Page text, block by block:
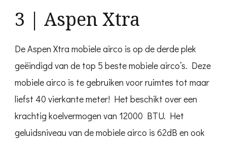
3 | Aspen Xtra
De Aspen Xtra mobiele airco is op de derde plek
geëindigd van de top 5 beste mobiele airco’s. Deze
mobiele airco is te gebruiken voor ruimtes tot maar
liefst 40 vierkante meter! Het beschikt over een
krachtig koelvermogen van 12000 BTU. Het
geluidsniveau van de mobiele airco is 62dB en ook